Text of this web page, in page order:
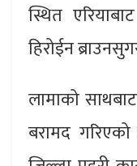
स्थित
हिरोईन
लामाको
बरामद